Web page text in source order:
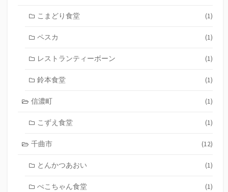
こまどり食堂 (1)
ペスカ (1)
レストランティーボーン (1)
鈴本食堂 (1)
信濃町 (1)
こずえ食堂 (1)
千曲市 (12)
とんかつあおい (1)
ぺこちゃん食堂 (1)